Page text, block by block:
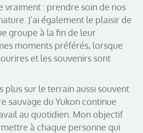
vraiment : prendre soin de nos
J’ai également le plaisir de
groupe à la fin de leur
moments préférés, lorsque
et les souvenirs sont
plus sur le terrain aussi souvent
sauvage du Yukon continue
au quotidien. Mon objectif
à chaque personne qui